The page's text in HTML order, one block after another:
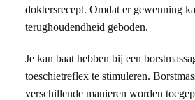
doktersrecept. Omdat er gewenning
terughoudendheid geboden.
Je kan baat hebben bij een
toeschietreflex te stimuleren.
verschillende manieren worden